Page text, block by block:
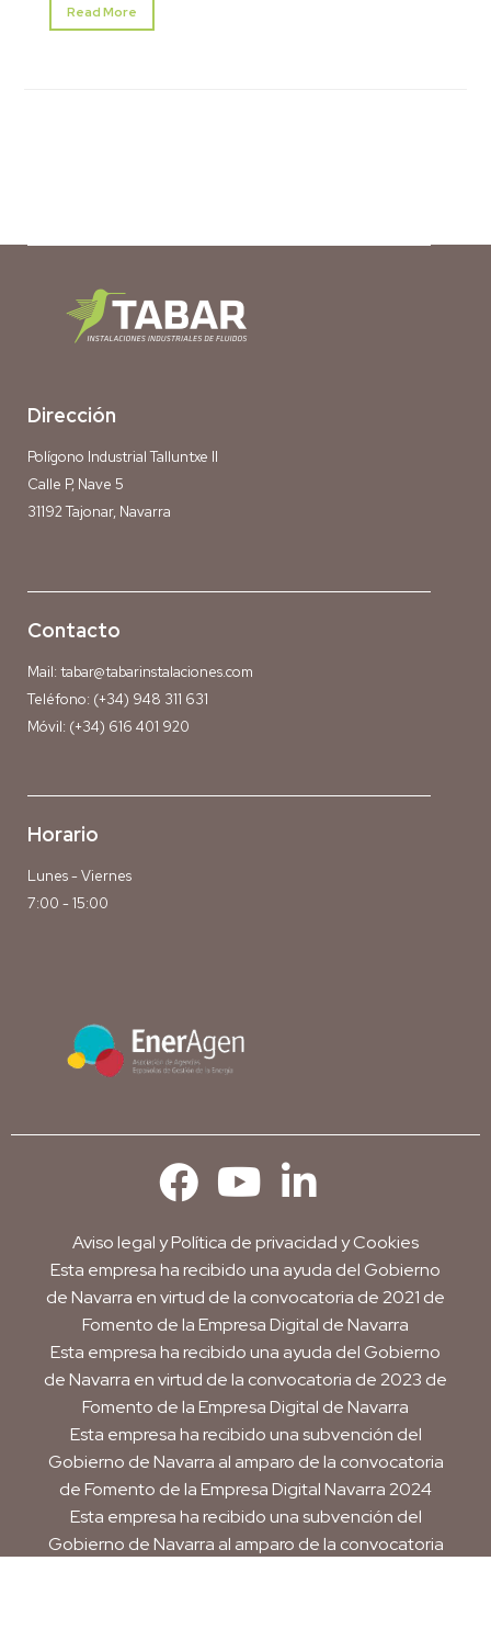
Read More
Dirección
Polígono Industrial Talluntxe II
Calle P, Nave 5
31192 Tajonar, Navarra
Contacto
Mail: tabar@tabarinstalaciones.com
Teléfono: (+34) 948 311 631
Móvil: (+34) 616 401 920
Horario
Lunes - Viernes
7:00 - 15:00
Aviso legalyPolítica de privacidad y Cookies
Esta empresa ha recibido una ayuda del Gobierno
de Navarra en virtud de la convocatoria de 2021 de
Fomento de la Empresa Digital de Navarra
Esta empresa ha recibido una ayuda del Gobierno
de Navarra en virtud de la convocatoria de 2023 de
Fomento de la Empresa Digital de Navarra
Esta empresa ha recibido una subvención del
Gobierno de Navarra al amparo de la convocatoria
de Fomento de la Empresa Digital Navarra 2024
Esta empresa ha recibido una subvención del
Gobierno de Navarra al amparo de la convocatoria